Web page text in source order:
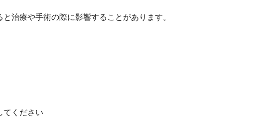
治療や手術の際に影響することがあります。
てください